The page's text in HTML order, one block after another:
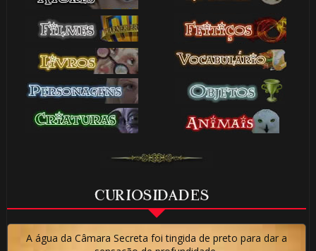
CURIOSIDADES
A água da Câmara Secreta foi tingida de preto para dar a